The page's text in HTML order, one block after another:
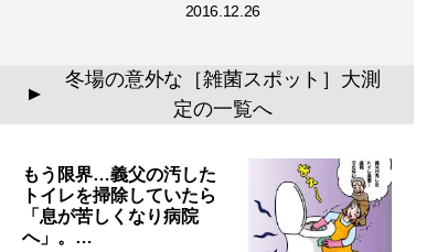
2016.12.26
▲
冬場の意外な［雑菌スポット］大測
定の一覧へ
もう限界…義父の汚した
トイレを掃除していたら
「息が苦しくなり病院
へ」。…